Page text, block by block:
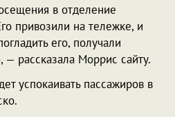
в отделение
привозили на тележке, и
его, получали
— рассказала Моррис сайту.
успокаивать пассажиров в